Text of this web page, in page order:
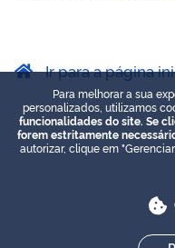
Ir para a página
Para melhorar a sua
personalizados, utilizamos
funcionalidades do site. Se
forem estritamente
autorizar, clique em